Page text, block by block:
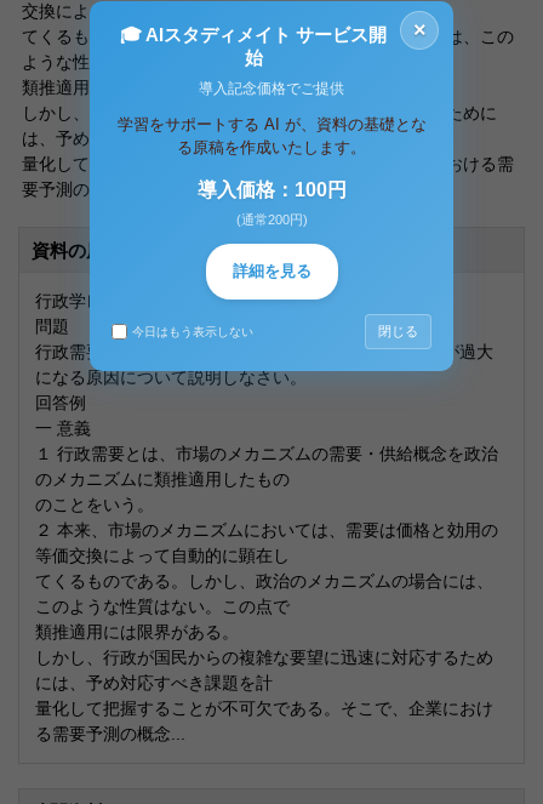
交換によって自動的に顕在し
てくるものである。しかし、政治のメカニズムの場合には、この
ような性質はない。この点で
類推適用には限界がある。
しかし、行政が国民からの複雑な要望に迅速に対応するために
は、予め対応すべき課題を計
量化して把握することが不可欠である。そこで、企業における需
要予測の概念
資料の原本内容
行政学レポート
問題
行政需要について、その意義を述べた上で、行政需要が過大
になる原因について説明しなさい。
回答例
一 意義
１ 行政需要とは、市場のメカニズムの需要・供給概念を政治
のメカニズムに類推適用したもの
のことをいう。
２ 本来、市場のメカニズムにおいては、需要は価格と効用の
等価交換によって自動的に顕在し
てくるものである。しかし、政治のメカニズムの場合には、
このような性質はない。この点で
類推適用には限界がある。
しかし、行政が国民からの複雑な要望に迅速に対応するため
には、予め対応すべき課題を計
量化して把握することが不可欠である。そこで、企業におけ
る需要予測の概念...
×
🎓 AIスタディメイト サービス開
始
導入記念価格でご提供
学習をサポートする AI が、資料の基礎とな
る原稿を作成いたします。
導入価格：100円
(通常200円)
詳細を見る
今日はもう表示しない 閉じる